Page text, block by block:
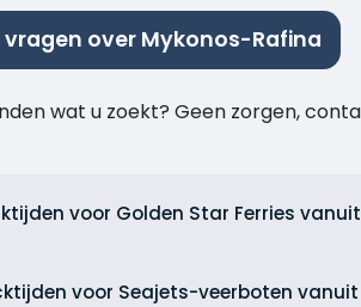
over Mykonos-Rafina
wat u zoekt? Geen zorgen,
voor Golden Star Ferries
voor Seajets-veerboten vanuit